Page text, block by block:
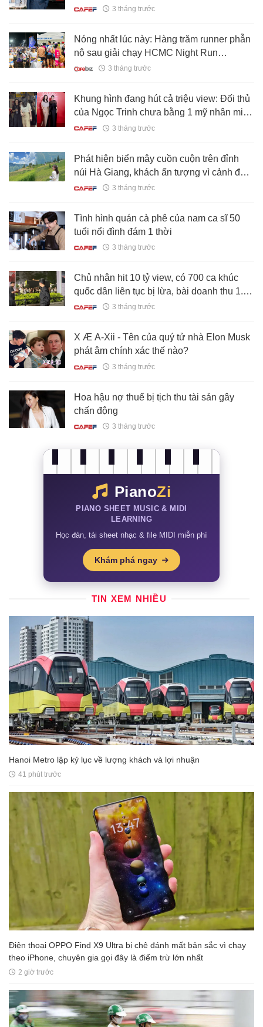
phòng khách, hết mua nhà đến tặng vàng
3 tháng trước
Nóng nhất lúc này: Hàng trăm runner phẫn
nộ sau giải chạy HCMC Night Run
Eximbank3 tháng trước
Khung hình đang hút cả triệu view: Đối thủ
của Ngọc Trinh chưa bằng 1 mỹ nhân miền
Tây
3 tháng trước
Phát hiện biển mây cuồn cuộn trên đỉnh
núi Hà Giang, khách ấn tượng vì cảnh đẹp
như Thuỵ Sĩ mà giá vé chỉ vỏn vẹn 20
3 tháng trước
Tình hình quán cà phê của nam ca sĩ 50
tuổi nổi đình đám 1 thời
3 tháng trước
Chủ nhân hit 10 tỷ view, có 700 ca khúc
quốc dân liên tục bị lừa, bài doanh thu 1.7
tỷ đồng chỉ được trả 30 triệu
3 tháng trước
X Æ A-Xii - Tên của quý tử nhà Elon Musk
phát âm chính xác thế nào?
3 tháng trước
Hoa hậu nợ thuế bị tịch thu tài sản gây
chấn động
3 tháng trước
PianoZi
PIANO SHEET MUSIC & MIDI
LEARNING
Học đàn, tải sheet nhạc & file MIDI miễn phí
Khám phá ngay
TIN XEM NHIỀU
Hanoi Metro lập kỷ lục về lượng khách và lợi nhuận
41 phút trước
Điện thoại OPPO Find X9 Ultra bị chê đánh mất bản sắc vì chạy
theo iPhone, chuyên gia gọi đây là điểm trừ lớn nhất
2 giờ trước